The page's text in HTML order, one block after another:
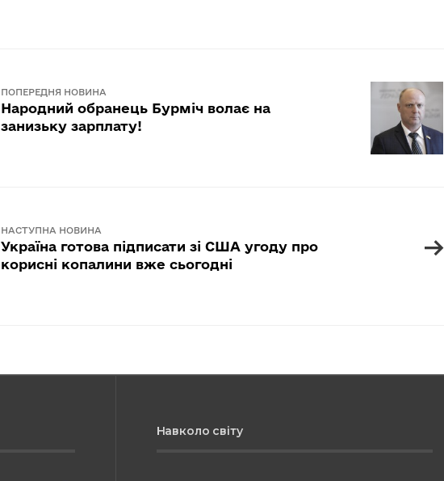
ПОПЕРЕДНЯ НОВИНА
Народний обранець Бурміч волає на
занизьку зарплату!
→
НАСТУПНА НОВИНА
Україна готова підписати зі США угоду про
корисні копалини вже сьогодні
Навколо світу